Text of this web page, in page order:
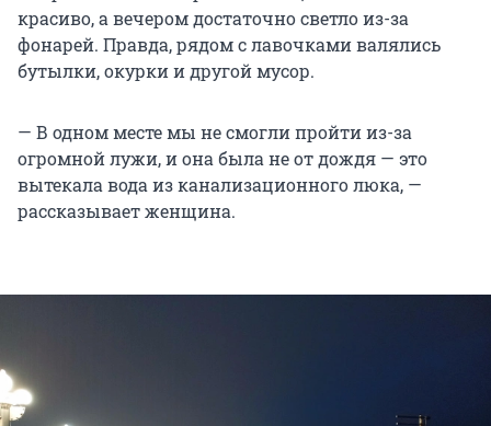
красиво, а вечером достаточно светло из-за
фонарей. Правда, рядом с лавочками валялись
бутылки, окурки и другой мусор.
— В одном месте мы не смогли пройти из-за
огромной лужи, и она была не от дождя — это
вытекала вода из канализационного люка, —
рассказывает женщина.